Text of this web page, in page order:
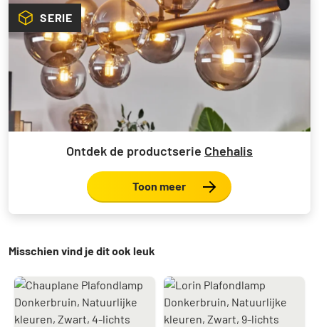
SERIE
Ontdek de productserie Chehalis
Toon meer
Misschien vind je dit ook leuk